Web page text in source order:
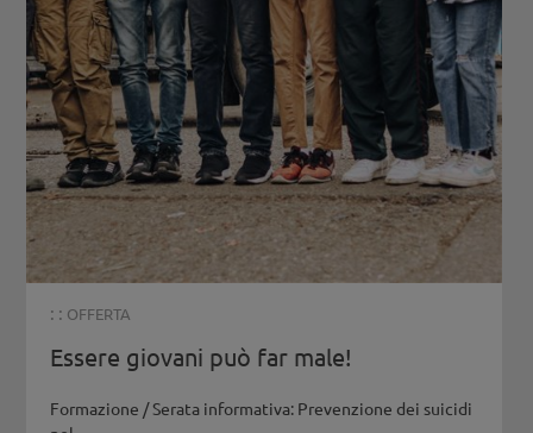
: : OFFERTA
Essere giovani può far male!
Formazione / Serata informativa: Prevenzione dei suicidi